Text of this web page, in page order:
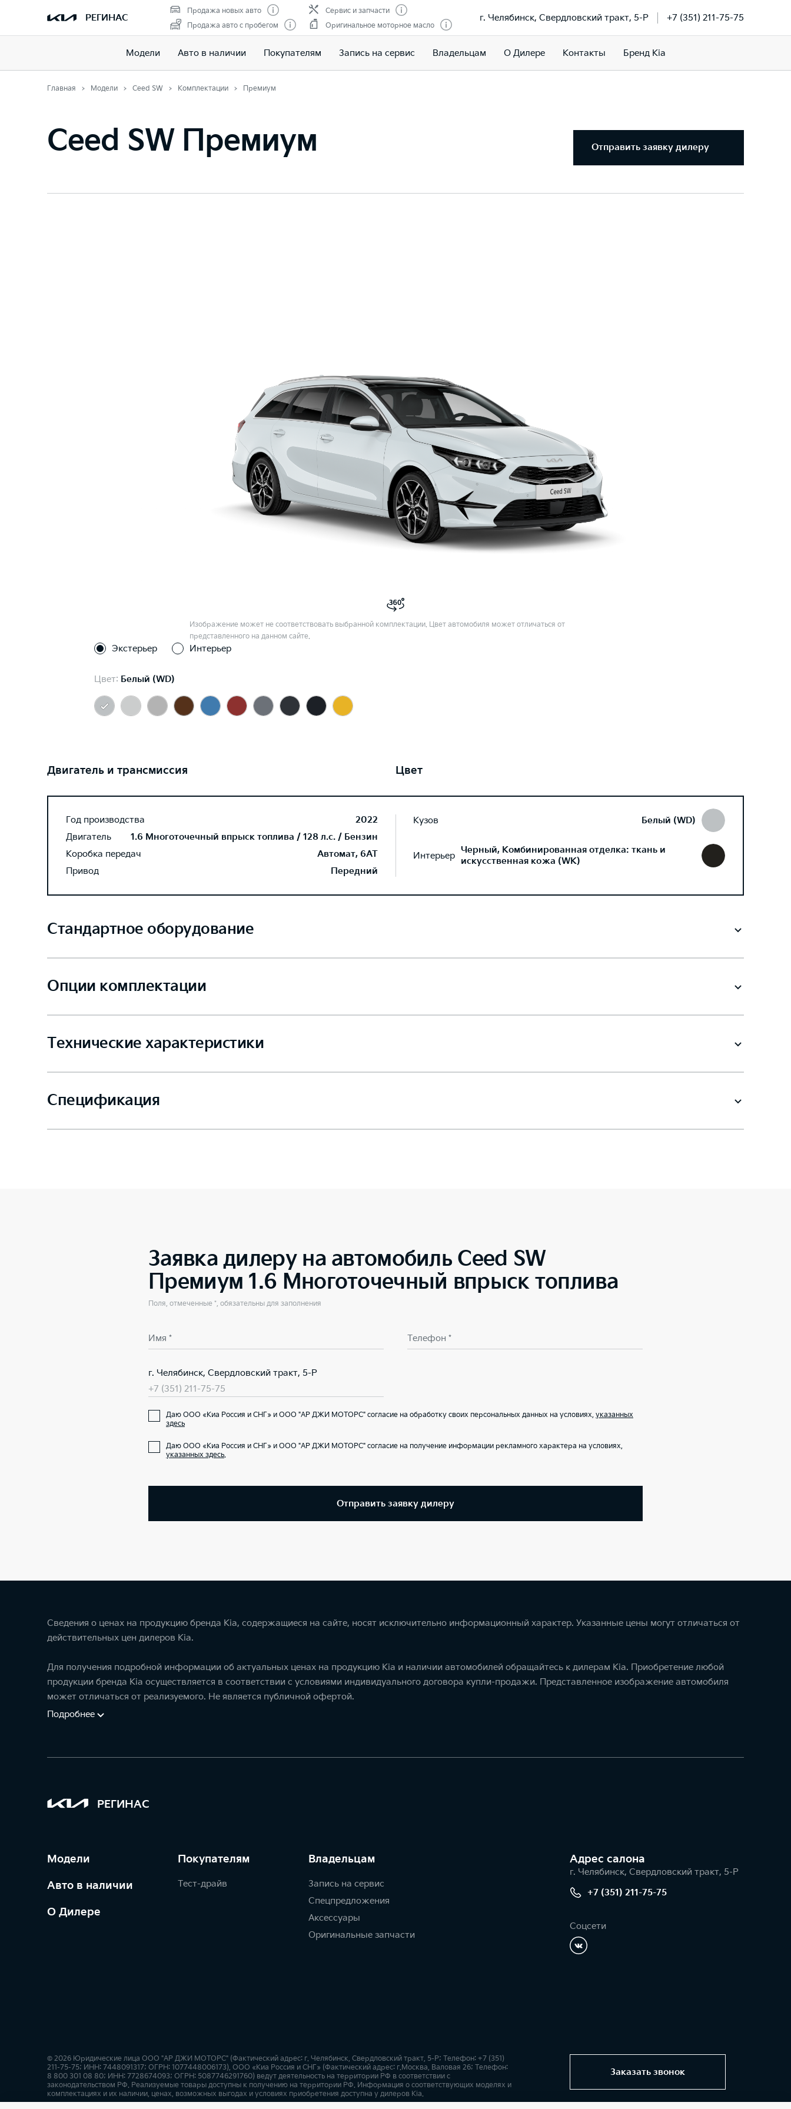
РЕГИНАС
Продажа новых авто
Продажа авто с пробегом
Сервис и запчасти
Оригинальное моторное масло
г. Челябинск, Свердловский тракт, 5-Р +7 (351) 211-75-75
Модели Авто в наличии Покупателям Запись на сервис Владельцам О Дилере Контакты Бренд Kia
Главная Модели Ceed SW Комплектации Премиум
Ceed SW Премиум Отправить заявку дилеру
Изображение может не соответствовать выбранной комплектации. Цвет автомобиля может отличаться от
представленного на данном сайте.
Экстерьер Интерьер
Цвет: Белый (WD)
Двигатель и трансмиссия
Год производства
2022
Двигатель
1.6 Многоточечный впрыск топлива / 128 л.с. / Бензин
Коробка передач
Автомат, 6AT
Привод
Передний
Цвет
Кузов Белый (WD)
Интерьер Черный, Комбинированная отделка: ткань и
искусственная кожа (WK)
Стандартное оборудование
Опции комплектации
Технические характеристики
Спецификация
Заявка дилеру на автомобиль Ceed SW
Премиум 1.6 Многоточечный впрыск топлива
Поля, отмеченные *, обязательны для заполнения
Имя * Телефон *
г. Челябинск, Свердловский тракт, 5-Р
+7 (351) 211-75-75
Даю ООО «Киа Россия и СНГ» и ООО "АР ДЖИ МОТОРС" согласие на обработку своих персональных данных на условиях, указанных
здесь
Даю ООО «Киа Россия и СНГ» и ООО "АР ДЖИ МОТОРС" согласие на получение информации рекламного характера на условиях,
указанных здесь.
Отправить заявку дилеру
Сведения о ценах на продукцию бренда Kia, содержащиеся на сайте, носят исключительно информационный характер. Указанные цены могут отличаться от
действительных цен дилеров Kia.
Для получения подробной информации об актуальных ценах на продукцию Kia и наличии автомобилей обращайтесь к дилерам Kia. Приобретение любой
продукции бренда Kia осуществляется в соответствии с условиями индивидуального договора купли-продажи. Представленное изображение автомобиля
может отличаться от реализуемого. Не является публичной офертой.
Подробнее
РЕГИНАС
Модели
Авто в наличии
О Дилере
Покупателям
Тест-драйв
Владельцам
Запись на сервис
Спецпредложения
Аксессуары
Оригинальные запчасти
Адрес салонa
г. Челябинск, Свердловский тракт, 5-Р
+7 (351) 211-75-75
Соцсети
Заказать звонок
© 2026 Юридические лица ООО "АР ДЖИ МОТОРС" (Фактический адрес: г. Челябинск, Свердловский тракт, 5-Р; Телефон: +7 (351)
211-75-75; ИНН: 7448091317; ОГРН: 1077448006173), ООО «Киа Россия и СНГ» (Фактический адрес: г.Москва, Валовая 26; Телефон:
8 800 301 08 80; ИНН: 7728674093; ОГРН: 5087746291760) ведут деятельность на территории РФ в соответствии с
законодательством РФ. Реализуемые товары доступны к получению на территории РФ. Информация о соответствующих моделях и
комплектациях и их наличии, ценах, возможных выгодах и условиях приобретения доступна у дилеров Kia.